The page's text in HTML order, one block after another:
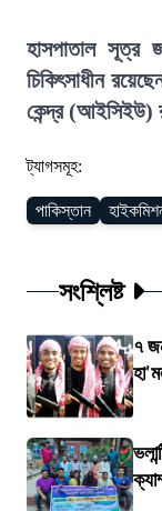
হাসপাতাল সূত্র
চিকিৎসাধীন
কেন্দ্র (আইসিইউ)
ট্যাগসমূহ:
পাকিস্তান
সংশ্লিষ্ট
৭